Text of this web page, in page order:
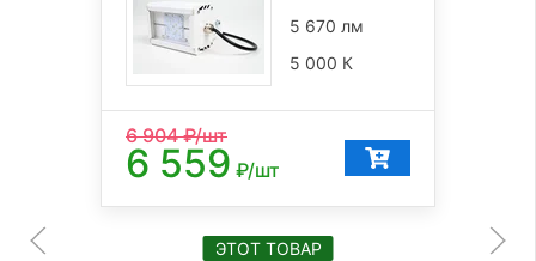
5 670 лм
5 000 К
6 904₽/шт
6 559 ₽/шт
ЭТОТ ТОВАР